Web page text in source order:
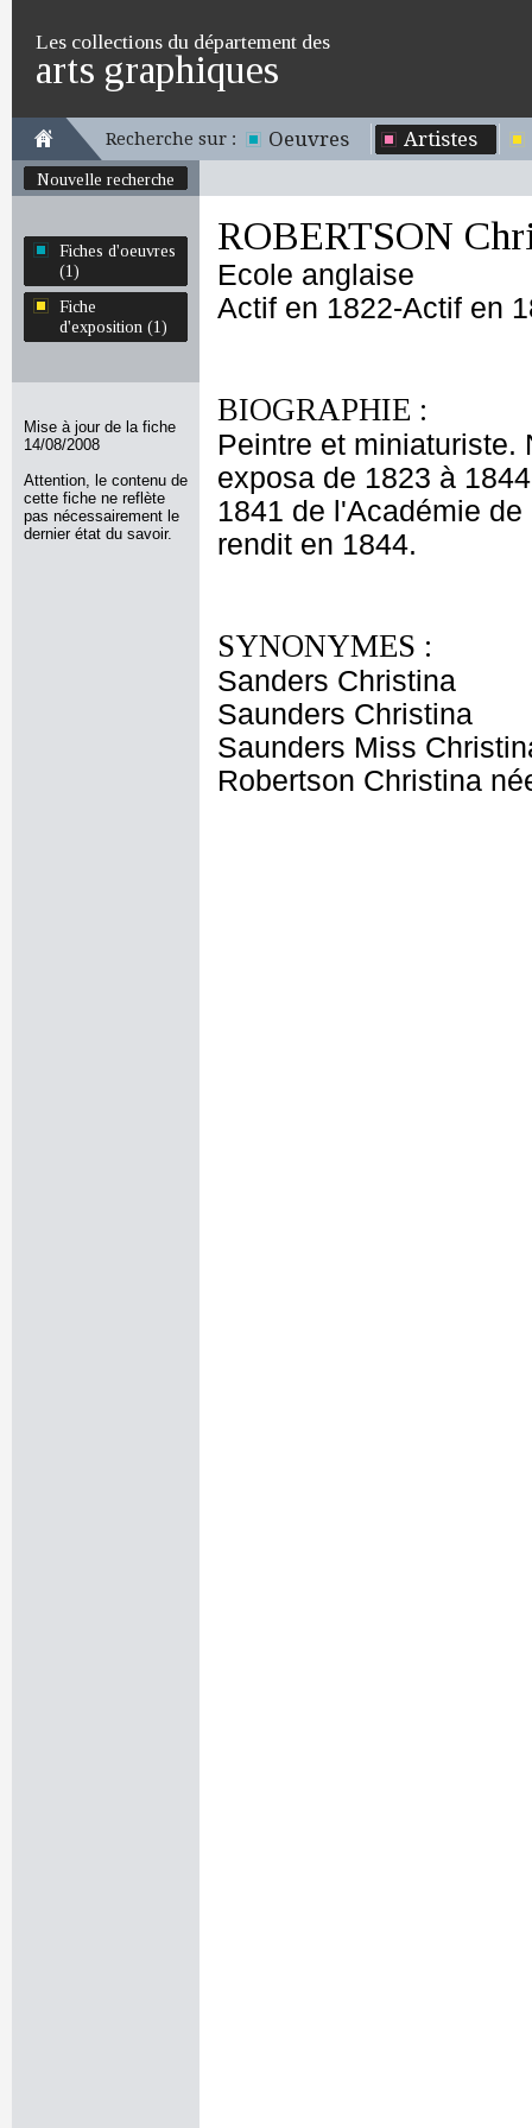
Les collections du département des
arts graphiques
Recherche sur : Oeuvres Artistes
Nouvelle recherche
Fiches d'oeuvres
(1)
Fiche
d'exposition (1)
Mise à jour de la fiche
14/08/2008
Attention, le contenu de
cette fiche ne reflète
pas nécessairement le
dernier état du savoir.
ROBERTSON
Ecole anglaise
Actif en 1822-Actif en
BIOGRAPHIE :
Peintre et miniaturiste.
exposa de 1823 à
1841 de l'Académie
rendit en 1844.
SYNONYMES :
Sanders Christina
Saunders Christina
Saunders Miss
Robertson Christina